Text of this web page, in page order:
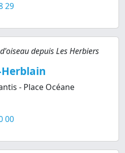
29
depuis Les Herbiers
- Place Océane
00